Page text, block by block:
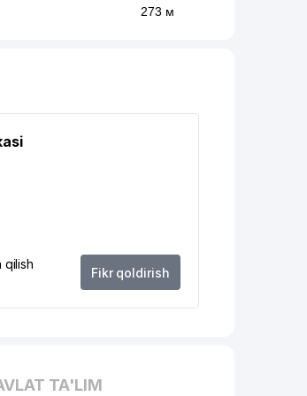
273 м
409 м
444 м
448 м
qilish
Fikr qoldirish
TA'LIM